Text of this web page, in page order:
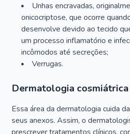
Unhas encravadas,
onicocriptose, que ocorre
desenvolve devido ao tecido
um processo inflamatório e
incômodos até secreções;
Verrugas.
Dermatologia cosmiátrica
Essa área da dermatologia cuida
seus anexos. Assim, o